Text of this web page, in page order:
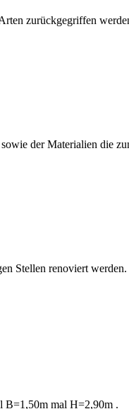
zurückgegriffen
der Materialien die
Stellen renoviert
B=1,50m mal H=2,90m .